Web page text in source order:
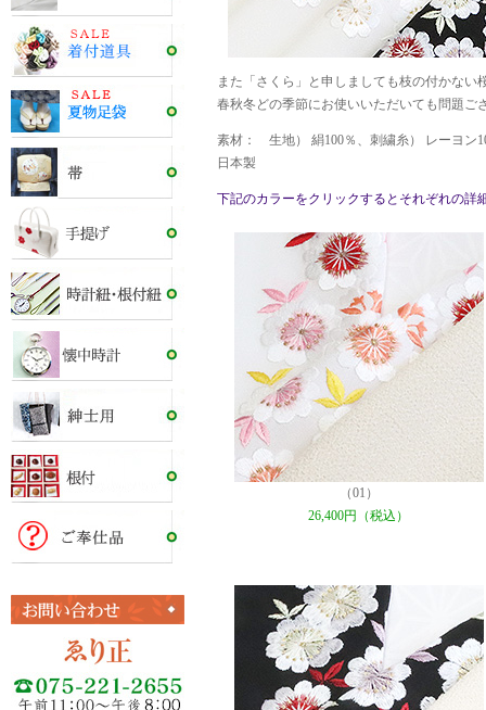
また「さくら」と申しましても枝の付かない
春秋冬どの季節にお使いいただいても問題ご
素材： 生地） 絹100％、刺繍糸） レーヨン
日本製
下記のカラーをクリックするとそれぞれの詳
（01）
26,400円（税込）